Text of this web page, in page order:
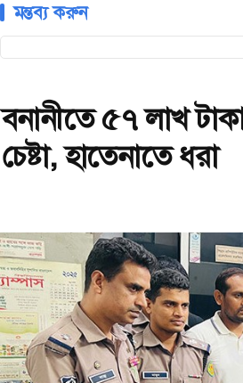
মন্তব্য করুন
বনানীতে ৫৭ লাখ
চেষ্টা, হাতেনাতে ধরা